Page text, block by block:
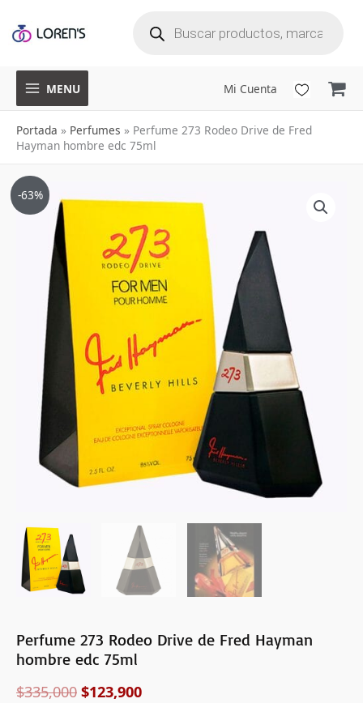
MENU Mi Cuenta
Portada » Perfumes » Perfume 273 Rodeo Drive de Fred
Hayman hombre edc 75ml
-63%
Perfume 273 Rodeo Drive de Fred Hayman
hombre edc 75ml
$335,000
El
original
$335,000.
$123,900
El
precio
actual
es:
$123,900.